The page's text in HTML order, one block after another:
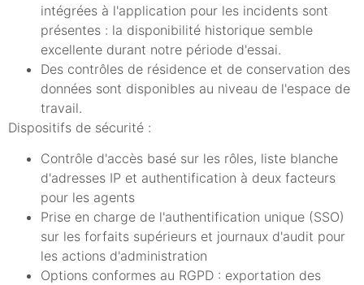
intégrées à l'application pour les incidents sont
présentes : la disponibilité historique semble
excellente durant notre période d'essai.
Des contrôles de résidence et de conservation des
données sont disponibles au niveau de l'espace de
travail.
Dispositifs de sécurité :
Contrôle d'accès basé sur les rôles, liste blanche
d'adresses IP et authentification à deux facteurs
pour les agents
Prise en charge de l'authentification unique (SSO)
sur les forfaits supérieurs et journaux d'audit pour
les actions d'administration
Options conformes au RGPD : exportation des